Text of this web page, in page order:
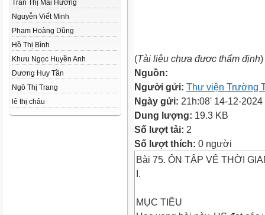
Trần Thị Mai Hương
Nguyễn Viết Minh
Phạm Hoàng Dũng
Hồ Thị Bình
Khưu Ngọc Huyền Anh
Dương Huy Tần
Ngô Thị Trang
lê thị châu
(Tài liệu chưa được thẩm định)
Nguồn:
Người gửi: Thư viện Trường
Ngày gửi: 21h:08' 14-12-2024
Dung lượng: 19.3 KB
Số lượt tải: 2
Số lượt thích: 0 người
Bài 75. ÔN TẬP VÊ THỜI
I.
MỤC TIÊU